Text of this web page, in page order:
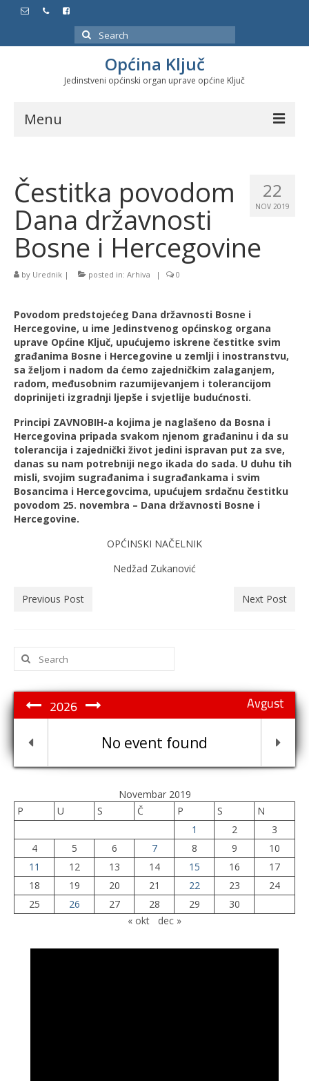
Search
for:
Općina Ključ
Jedinstveni općinski organ uprave općine Ključ
Menu
Službeni glasnici
Javne nabavke
Značajni datumi i manifestacije
Program energetske efikasnosti u stambenom
sektoru
22
NOV 2019
Čestitka povodom
Dana državnosti
Bosne i Hercegovine
by Urednik | posted in: Arhiva | 0
Povodom predstojećeg Dana državnosti Bosne i
Hercegovine, u ime Jedinstvenog općinskog organa
uprave Općine Ključ, upućujemo iskrene čestitke svim
građanima Bosne i Hercegovine u zemlji i inostranstvu,
sa željom i nadom da ćemo zajedničkim zalaganjem,
radom, međusobnim razumijevanjem i tolerancijom
doprinijeti izgradnji ljepše i svjetlije budućnosti.
Principi ZAVNOBIH-a kojima je naglašeno da Bosna i
Hercegovina pripada svakom njenom građaninu i da su
tolerancija i zajednički život jedini ispravan put za sve,
danas su nam potrebniji nego ikada do sada. U duhu tih
misli, svojim sugrađanima i sugrađankama i svim
Bosancima i Hercegovcima, upućujem srdačnu čestitku
povodom 25. novembra – Dana državnosti Bosne i
Hercegovine.
OPĆINSKI NAČELNIK
Nedžad Zukanović
Previous Post Next Post
Search
for:
Avgust
2026
No event found
Novembar 2019
P
U S Č P S
N
1
2
3
4
5 6 7 8 9
10
11
12 13 14 15 16
17
18
19 20 21 22 23
24
25
26 27 28 29
30
« okt
dec »